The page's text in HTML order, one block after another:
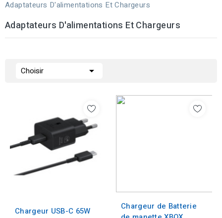
Adaptateurs D'alimentations Et Chargeurs
Adaptateurs D'alimentations Et Chargeurs
Choisir 
Chargeur USB-C 65W
Chargeur de Batterie